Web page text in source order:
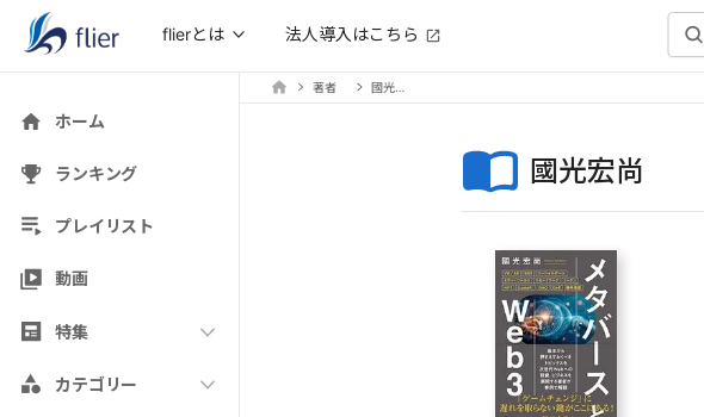
flierとは 法人導入はこちら
ホーム
ランキング
プレイリスト
動画
特集
カテゴリー
著者 國光宏尚
國光宏尚